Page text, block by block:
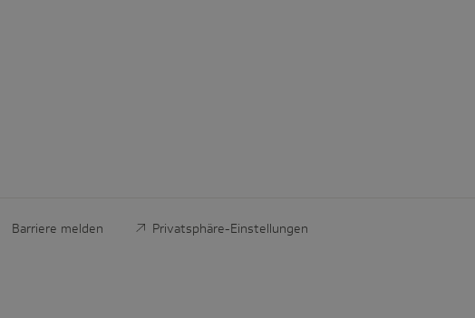
Barriere melden Privatsphäre-Einstellungen